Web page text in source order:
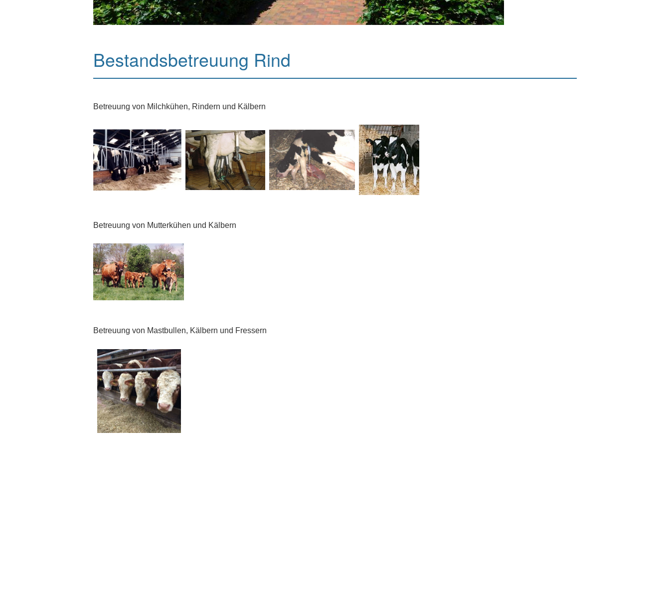
Bestandsbetreuung Rind
Betreuung von Milchkühen, Rindern und Kälbern
Betreuung von Mutterkühen und Kälbern
Betreuung von Mastbullen, Kälbern und Fressern